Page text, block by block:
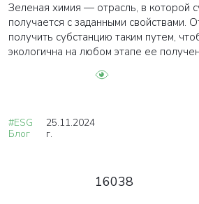
Зеленая химия — отрасль, в которой
получается с заданными свойствами.
получить субстанцию таким путем,
экологична на любом этапе ее
#ESG
Блог
25.11.2024
г.
16038